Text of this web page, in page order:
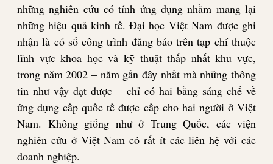
những nghiên cứu có tính ứng dụng nhằm mang lại
những hiệu quả kinh tế. Đại học Việt Nam được ghi
nhận là có số công trình đăng báo trên tạp chí thuộc
lĩnh vực khoa học và kỹ thuật thấp nhất khu vực,
trong năm 2002 – năm gần đây nhất mà những thông
tin như vậy đạt được – chỉ có hai bằng sáng chế về
ứng dụng cấp quốc tế được cấp cho hai người ở Việt
Nam. Không giống như ở Trung Quốc, các viện
nghiên cứu ở Việt Nam có rất ít các liên hệ với các
doanh nghiệp.